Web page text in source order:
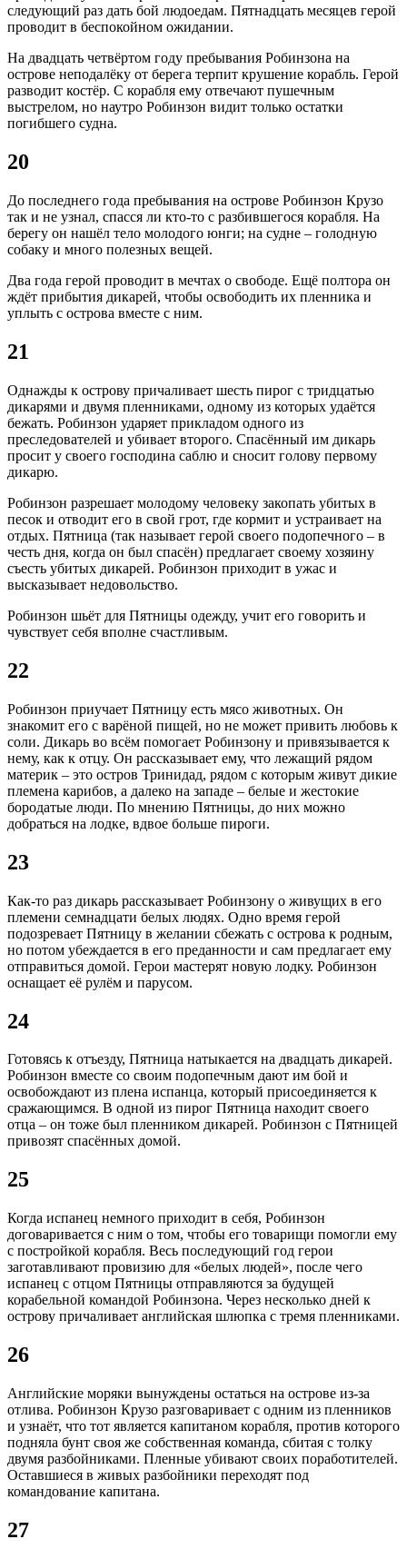
следующий раз дать бой людоедам. Пятнадцать месяцев герой
проводит в беспокойном ожидании.
На двадцать четвёртом году пребывания Робинзона на
острове неподалёку от берега терпит крушение корабль. Герой
разводит костёр. С корабля ему отвечают пушечным
выстрелом, но наутро Робинзон видит только остатки
погибшего судна.
20
До последнего года пребывания на острове Робинзон Крузо
так и не узнал, спасся ли кто-то с разбившегося корабля. На
берегу он нашёл тело молодого юнги; на судне – голодную
собаку и много полезных вещей.
Два года герой проводит в мечтах о свободе. Ещё полтора он
ждёт прибытия дикарей, чтобы освободить их пленника и
уплыть с острова вместе с ним.
21
Однажды к острову причаливает шесть пирог с тридцатью
дикарями и двумя пленниками, одному из которых удаётся
бежать. Робинзон ударяет прикладом одного из
преследователей и убивает второго. Спасённый им дикарь
просит у своего господина саблю и сносит голову первому
дикарю.
Робинзон разрешает молодому человеку закопать убитых в
песок и отводит его в свой грот, где кормит и устраивает на
отдых. Пятница (так называет герой своего подопечного – в
честь дня, когда он был спасён) предлагает своему хозяину
съесть убитых дикарей. Робинзон приходит в ужас и
высказывает недовольство.
Робинзон шьёт для Пятницы одежду, учит его говорить и
чувствует себя вполне счастливым.
22
Робинзон приучает Пятницу есть мясо животных. Он
знакомит его с варёной пищей, но не может привить любовь к
соли. Дикарь во всём помогает Робинзону и привязывается к
нему, как к отцу. Он рассказывает ему, что лежащий рядом
материк – это остров Тринидад, рядом с которым живут дикие
племена карибов, а далеко на западе – белые и жестокие
бородатые люди. По мнению Пятницы, до них можно
добраться на лодке, вдвое больше пироги.
23
Как-то раз дикарь рассказывает Робинзону о живущих в его
племени семнадцати белых людях. Одно время герой
подозревает Пятницу в желании сбежать с острова к родным,
но потом убеждается в его преданности и сам предлагает ему
отправиться домой. Герои мастерят новую лодку. Робинзон
оснащает её рулём и парусом.
24
Готовясь к отъезду, Пятница натыкается на двадцать дикарей.
Робинзон вместе со своим подопечным дают им бой и
освобождают из плена испанца, который присоединяется к
сражающимся. В одной из пирог Пятница находит своего
отца – он тоже был пленником дикарей. Робинзон с Пятницей
привозят спасённых домой.
25
Когда испанец немного приходит в себя, Робинзон
договаривается с ним о том, чтобы его товарищи помогли ему
с постройкой корабля. Весь последующий год герои
заготавливают провизию для «белых людей», после чего
испанец с отцом Пятницы отправляются за будущей
корабельной командой Робинзона. Через несколько дней к
острову причаливает английская шлюпка с тремя пленниками.
26
Английские моряки вынуждены остаться на острове из-за
отлива. Робинзон Крузо разговаривает с одним из пленников
и узнаёт, что тот является капитаном корабля, против которого
подняла бунт своя же собственная команда, сбитая с толку
двумя разбойниками. Пленные убивают своих поработителей.
Оставшиеся в живых разбойники переходят под
командование капитана.
27